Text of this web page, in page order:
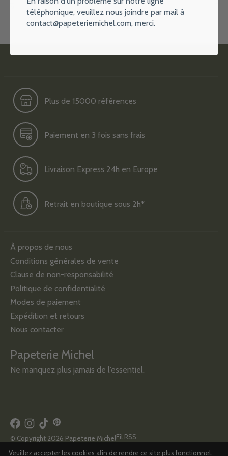
Ne vous inquiétez pas, aucun spam
Plus de 15000 références
Paiement en 3 fois sans frais
Livraison Express 24h en Europe
Retrait en boutique sous 2h*
À propos de nous
Conditions générales de vente
Clause de non-responsabilité
Politique de confidentialité
Modes de paiement
Expédition et retours
Nous contacter
Papeterie Michel
Ne manquez plus jamais de l’essentiel.
© Copyright 2026 Papeterie MichelFil RSS
téléphonique, veuillez nous joindre par mail à
contact@papeteriemichel.com, merci.
Veuillez accepter les cookies afin de rendre ce site plus fonctionnel.